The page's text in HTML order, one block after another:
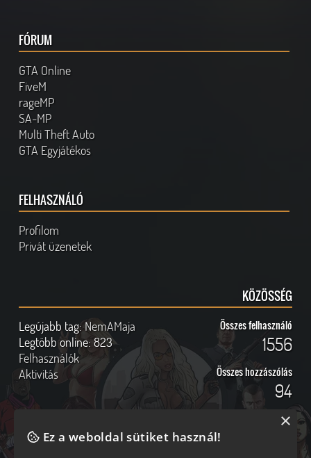
FÓRUM
GTA Online
FiveM
rageMP
SA-MP
Multi Theft Auto
GTA Egyjátékos
FELHASZNÁLÓ
Profilom
Privát üzenetek
KÖZÖSSÉG
Legújabb tag:NemAMaja
Legtöbb online:823
Felhasználók
Aktivitás
Összes felhasználó
1556
Összes hozzászólás
94
Ez a weboldal sütiket használ!
×